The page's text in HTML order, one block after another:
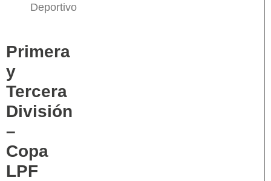
Deportivo
Primera
y
Tercera
División
–
Copa
LPF